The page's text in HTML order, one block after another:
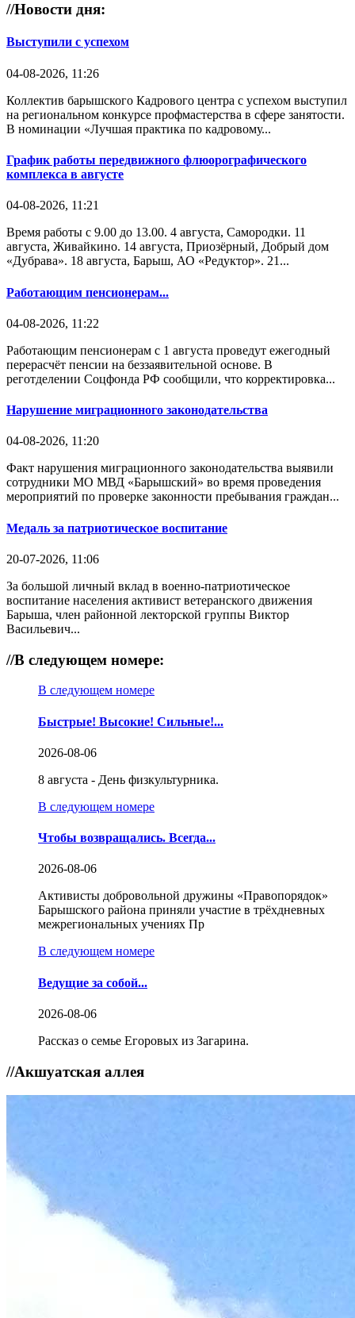
//Новости дня:
Выступили с успехом
04-08-2026, 11:26
Коллектив барышского Кадрового центра с успехом выступил
на региональном конкурсе профмастерства в сфере занятости.
В номинации «Лучшая практика по кадровому...
График работы передвижного флюорографического
комплекса в августе
04-08-2026, 11:21
Время работы с 9.00 до 13.00. 4 августа, Самородки. 11
августа, Живайкино. 14 августа, Приозёрный, Добрый дом
«Дубрава». 18 августа, Барыш, АО «Редуктор». 21...
Работающим пенсионерам...
04-08-2026, 11:22
Работающим пенсионерам с 1 августа проведут ежегодный
перерасчёт пенсии на беззаявительной основе. В
реготделении Соцфонда РФ сообщили, что корректировка...
Нарушение миграционного законодательства
04-08-2026, 11:20
Факт нарушения миграционного законодательства выявили
сотрудники МО МВД «Барышский» во время проведения
мероприятий по проверке законности пребывания граждан...
Медаль за патриотическое воспитание
20-07-2026, 11:06
За большой личный вклад в военно-патриотическое
воспитание населения активист ветеранского движения
Барыша, член районной лекторской группы Виктор
Васильевич...
//В следующем номере:
В следующем номере
Быстрые! Высокие! Сильные!...
2026-08-06
8 августа - День физкультурника.
В следующем номере
Чтобы возвращались. Всегда...
2026-08-06
Активисты добровольной дружины «Правопорядок»
Барышского района приняли участие в трёхдневных
межрегиональных учениях Пр
В следующем номере
Ведущие за собой...
2026-08-06
Рассказ о семье Егоровых из Загарина.
//Акшуатская аллея